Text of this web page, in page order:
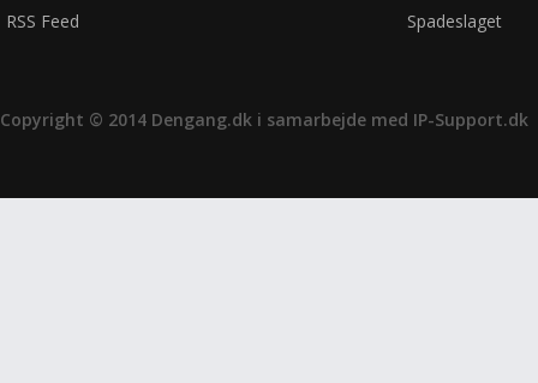
RSS Feed
Spadeslaget
Copyright © 2014 Dengang.dk i samarbejde med IP-Support.dk